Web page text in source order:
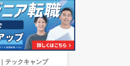
テックキャンプ